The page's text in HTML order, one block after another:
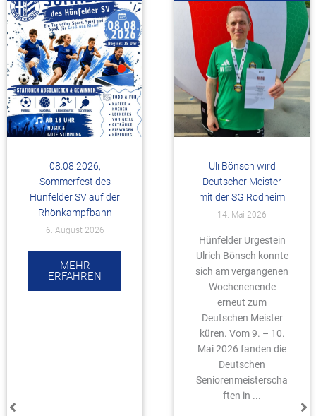
08.08.2026,
Sommerfest des
Hünfelder SV auf der
Rhönkampfbahn
6. August 2026
MEHR
ERFAHREN
Uli Bönsch wird
Deutscher Meister
mit der SG Rodheim
14. Mai 2026
Hünfelder Urgestein
Ulrich Bönsch konnte
sich am vergangenen
Wochenenende
erneut zum
Deutschen Meister
küren. Vom 9. – 10.
Mai 2026 fanden die
Deutschen
Seniorenmeisterscha
ften in ...